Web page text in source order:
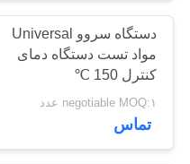
نمایش
واقعیت
مجازی
درباره
دستگاه سروو Universal
مواد تست دستگاه دمای
کنترل 150 ℃
negotiable MOQ:۱ عدد
تماس